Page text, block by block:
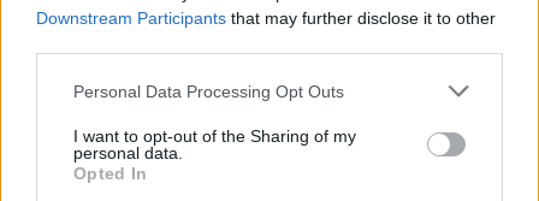
Downstream Participants that may further disclose it to other
Please note that this website/app uses one or more Google
not limited to your visit or usage behaviour. You may click to
grant or deny consent to Google and its third-party tags to
use your data for below specified purposes in below Google
Personal Data Processing Opt Outs
I want to opt-out of the Sharing of my
personal data.
Opted In
függetlennek mondó sajtó egy része most már